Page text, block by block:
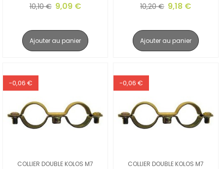
10,10 € 9,09 €
Ajouter au panier
10,20 € 9,18 €
Ajouter au panier
COLLIER DOUBLE KOLOS M7
-0,06 €
COLLIER DOUBLE KOLOS M7
-0,06 €